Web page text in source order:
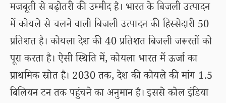
मजबूती से बढ़ोतरी की उम्मीद है। भारत के बिजली उत्पादन
में कोयले से चलने वाली बिजली उत्पादन की हिस्सेदारी 50
प्रतिशत है। कोयला देश की 40 प्रतिशत बिजली जरूरतों को
पूरा करता है। ऐसी स्थिति में, कोयला भारत में ऊर्जा का
प्राथमिक स्रोत है। 2030 तक, देश की कोयले की मांग 1.5
बिलियन टन तक पहुंचने का अनुमान है। इससे कोल इंडिया